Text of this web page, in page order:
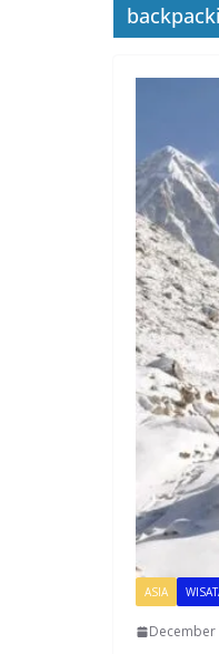
ASIA
December